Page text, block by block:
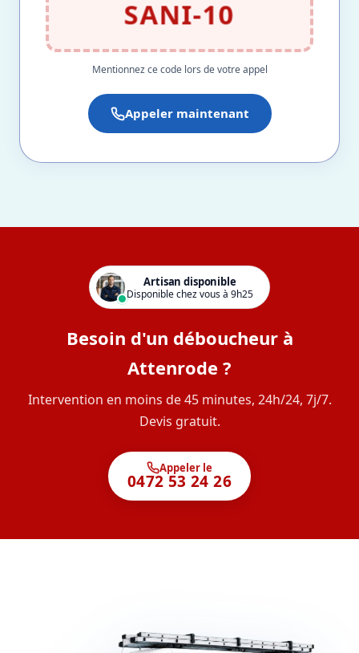
SANI-10
Mentionnez ce code lors de votre appel
Appeler maintenant
Artisan disponible
Disponible chez vous à 9h25
Besoin d'un déboucheur à
Attenrode ?
Intervention en moins de 45 minutes, 24h/24, 7j/7.
Devis gratuit.
Appeler le
0472 53 24 26